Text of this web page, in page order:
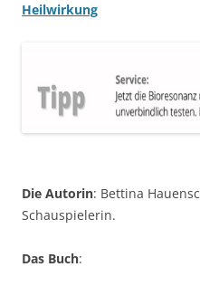
Heilwirkung
Die Autorin: Bettina
Schauspielerin.
Das Buch: